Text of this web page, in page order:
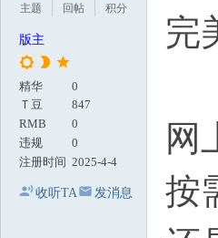
主题
回帖
积分
版主
精华
0
Ｔ豆
847
RMB
0
违规
0
注册时间 2025-4-4
收听TA 发消息
完
网
按